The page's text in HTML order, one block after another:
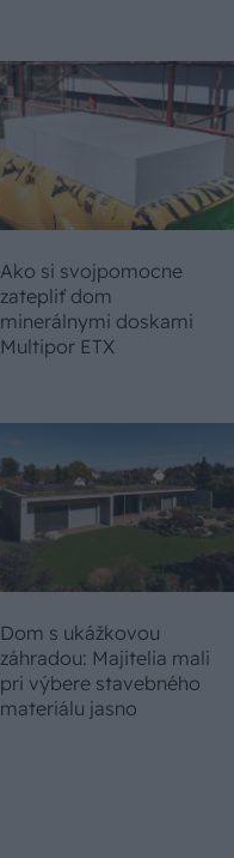
Ako si svojpomocne
zatepliť dom
minerálnymi doskami
Multipor ETX
Dom s ukážkovou
záhradou: Majitelia mali
pri výbere stavebného
materiálu jasno